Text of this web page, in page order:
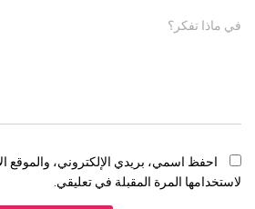
في ماذا تفكر؟
احفظ اسمي، بريدي الإلكتروني، والموقع
لاستخدامها المرة المقبلة في تعليقي.